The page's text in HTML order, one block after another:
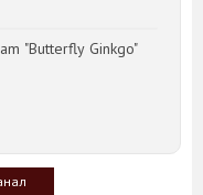
"Butterfly Ginkgo"
стола пришла
Гинкго Билоба,
крылья